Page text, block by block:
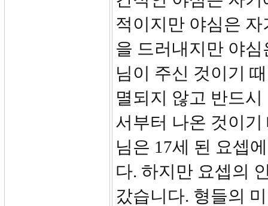
적이지만 야심은
을 드러내지만 야
님이 주신 것이기
멸되지 않고 반드
서부터 나온 것이
님은 17세 된 요셉
다. 하지만 요셉의
갔습니다. 형들의